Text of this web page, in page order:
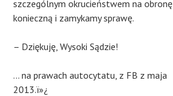
szczególnym okrucieństwem na obronę
konieczną i zamykamy sprawę.
– Dziękuję, Wysoki Sądzie!
… na prawach autocytatu, z FB z maja
2013.ï»¿